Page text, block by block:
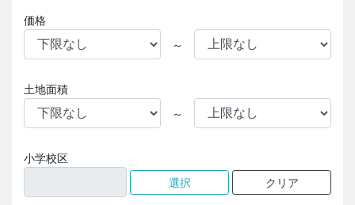
価格
～
土地面積
～
小学校区